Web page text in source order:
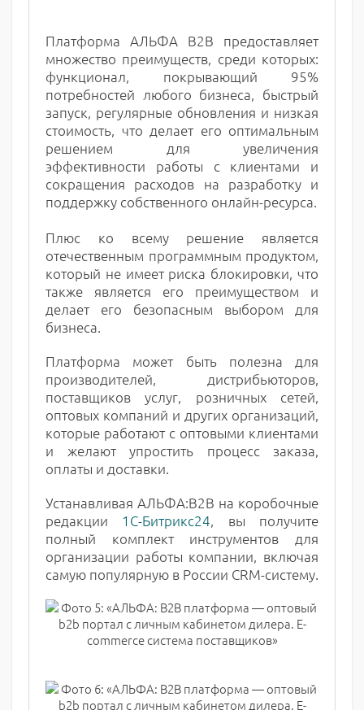
Платформа АЛЬФА B2B предоставляет
множество преимуществ, среди которых:
функционал, покрывающий 95%
потребностей любого бизнеса, быстрый
запуск, регулярные обновления и низкая
стоимость, что делает его оптимальным
решением для увеличения
эффективности работы с клиентами и
сокращения расходов на разработку и
поддержку собственного онлайн-ресурса.
Плюс ко всему решение является
отечественным программным продуктом,
который не имеет риска блокировки, что
также является его преимуществом и
делает его безопасным выбором для
бизнеса.
Платформа может быть полезна для
производителей, дистрибьюторов,
поставщиков услуг, розничных сетей,
оптовых компаний и других организаций,
которые работают с оптовыми клиентами
и желают упростить процесс заказа,
оплаты и доставки.
Устанавливая АЛЬФА:B2B на коробочные
редакции 1С-Битрикс24, вы получите
полный комплект инструментов для
организации работы компании, включая
самую популярную в России CRM-систему.